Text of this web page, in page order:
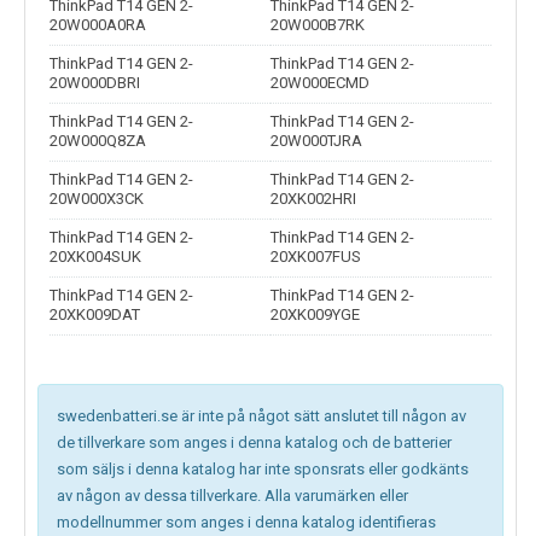
ThinkPad T14 GEN 2-
20W000A0RA
ThinkPad T14 GEN 2-
20W000B7RK
ThinkPad T14 GEN 2-
20W000DBRI
ThinkPad T14 GEN 2-
20W000ECMD
ThinkPad T14 GEN 2-
20W000Q8ZA
ThinkPad T14 GEN 2-
20W000TJRA
ThinkPad T14 GEN 2-
20W000X3CK
ThinkPad T14 GEN 2-
20XK002HRI
ThinkPad T14 GEN 2-
20XK004SUK
ThinkPad T14 GEN 2-
20XK007FUS
ThinkPad T14 GEN 2-
20XK009DAT
ThinkPad T14 GEN 2-
20XK009YGE
swedenbatteri.se är inte på något sätt anslutet till någon av
de tillverkare som anges i denna katalog och de batterier
som säljs i denna katalog har inte sponsrats eller godkänts
av någon av dessa tillverkare. Alla varumärken eller
modellnummer som anges i denna katalog identifieras